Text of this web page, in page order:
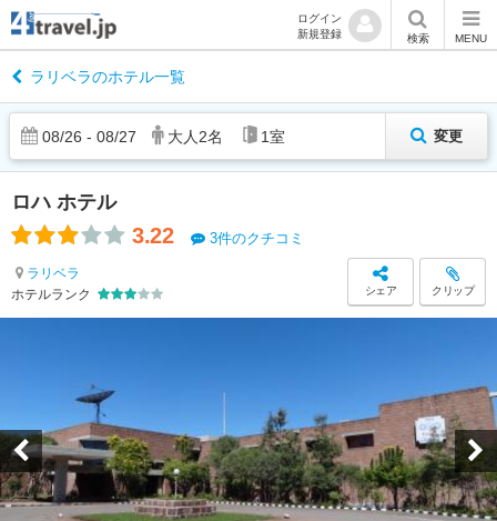
ログイン
新規登録
検索 MENU
ラリベラのホテル一覧
08/26 - 08/27 大人 2名 1室 変更
ロハ ホテル
3.22 3件のクチコミ
ラリベラ
ホテルランク
シェア クリップ